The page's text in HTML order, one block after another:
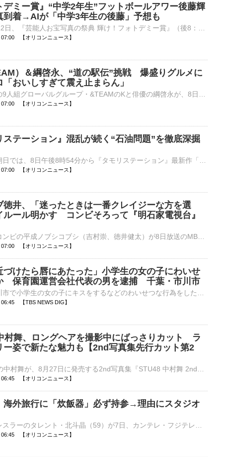
デミー賞』“中学2年生”フットボールアワー後藤輝
到着→AIが「中学3年生の後藤」予想も
【オリコンニュース】
）＆綱啓永、“道の駅伝”挑戦 爆盛りグルメに
「おいしすぎて震え止まらん」
【オリコンニュース】
ステーション』混乱が続く“石油問題”を徹底深掘
【オリコンニュース】
徳井、「迷ったときは一番クレイジーな方を選
ルール明かす コンビそろって『明石家電視台』
【オリコンニュース】
づけたら唇にあたった」小学生の女の子にわいせ
保育園運営会社代表の男を逮捕 千葉・市川市
【TBS NEWS DIG】
村舞、ロングヘアを撮影中にばっさりカット ラ
ー姿で新たな魅力も【2nd写真集先行カット第2
【オリコンニュース】
海外旅行に「炊飯器」必ず持参→理由にスタジオ
【オリコンニュース】